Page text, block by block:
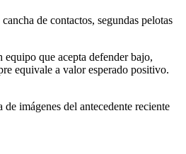
de contactos, segundas pelotas
que acepta defender bajo,
equivale a valor esperado positivo.
imágenes del antecedente reciente